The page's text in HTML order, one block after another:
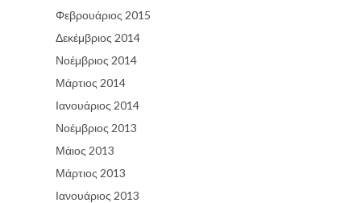
Φεβρουάριος 2015
Δεκέμβριος 2014
Νοέμβριος 2014
Μάρτιος 2014
Ιανουάριος 2014
Νοέμβριος 2013
Μάιος 2013
Μάρτιος 2013
Ιανουάριος 2013